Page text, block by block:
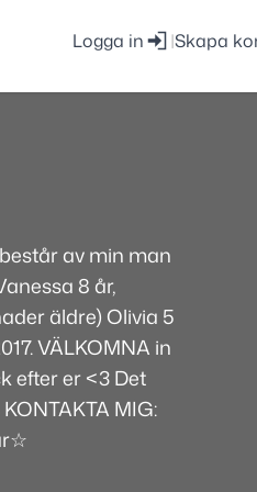
Logga in |Skapa
av min man
8 år,
äldre) Olivia 5
VÄLKOMNA in
efter er <3 Det
MIG: